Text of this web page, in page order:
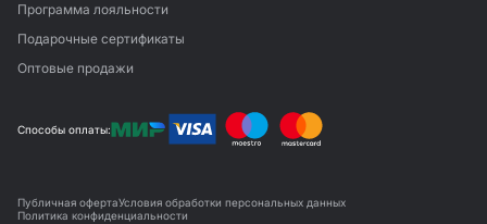
Программа лояльности
Подарочные сертификаты
Оптовые продажи
Способы оплаты:
Публичная офертаУсловия обработки персональных данных
Политика конфиденциальности